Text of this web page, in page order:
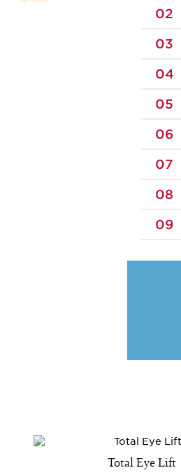
02
03
04
05
06
07
08
09
Total Eye Lift